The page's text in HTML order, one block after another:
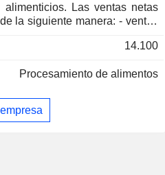
0,03 %
0,02 %
Las ventas netas
manera: - ventas
(42,2 %). Las ventas
%), Europa/Oriente Medio/
14.100
Procesamiento de alimentos